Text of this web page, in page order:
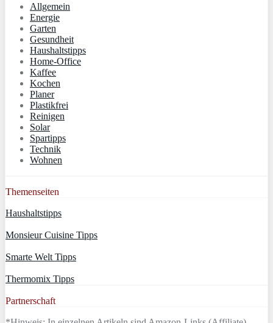
Allgemein
Energie
Garten
Gesundheit
Haushaltstipps
Home-Office
Kaffee
Kochen
Planer
Plastikfrei
Reinigen
Solar
Spartipps
Technik
Wohnen
Themenseiten
Haushaltstipps
Monsieur Cuisine Tipps
Smarte Welt Tipps
Thermomix Tipps
Partnerschaft